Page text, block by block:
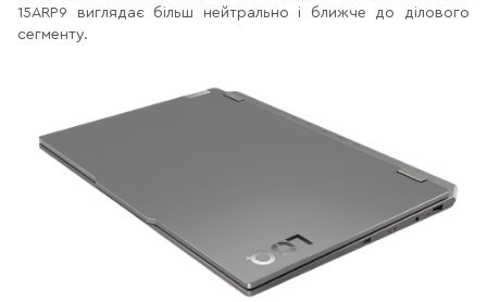
15ARP9 виглядає більш нейтрально і ближче до ділового
сегменту.